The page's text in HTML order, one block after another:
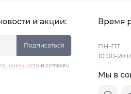
и акции:
Подписаться
и согласен
Время
ПН-ПТ
10:00-
Мы в